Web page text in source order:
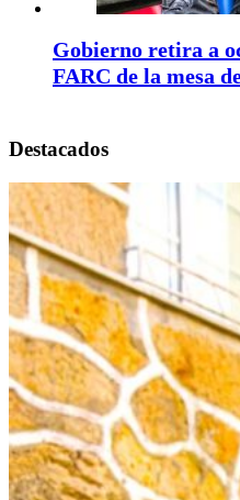
Gobierno retira a
FARC de la mesa
Destacados